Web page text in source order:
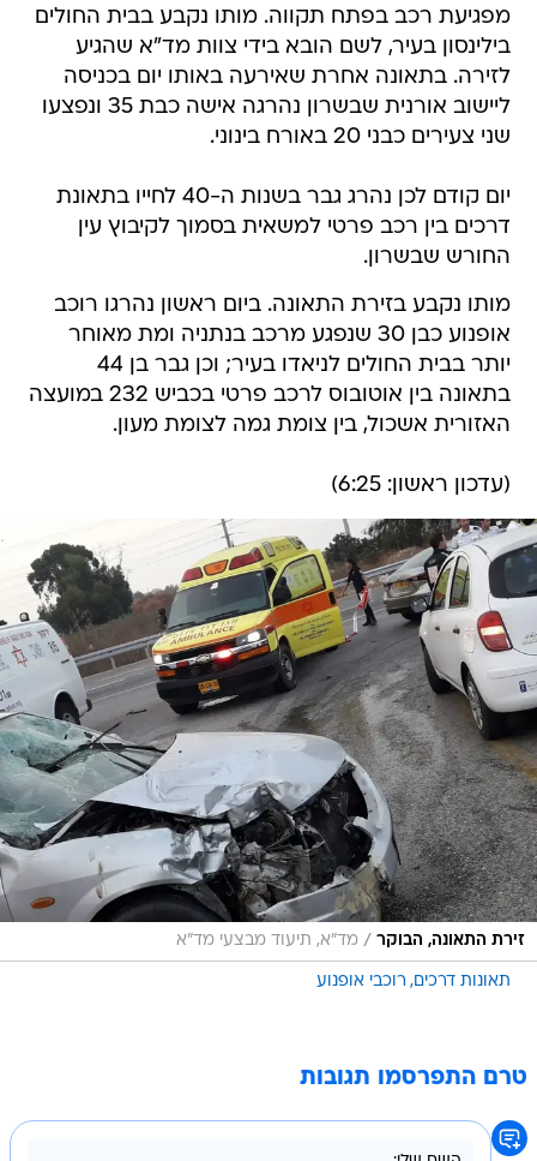
מפגיעת רכב בפתח תקווה. מותו נקבע בבית החולים
בילינסון בעיר, לשם הובא בידי צוות מד"א שהגיע
לזירה. בתאונה אחרת שאירעה באותו יום בכניסה
ליישוב אורנית שבשרון נהרגה אישה כבת 35 ונפצעו
שני צעירים כבני 20 באורח בינוני.
יום קודם לכן נהרג גבר בשנות ה-40 לחייו בתאונת
דרכים בין רכב פרטי למשאית בסמוך לקיבוץ עין
החורש שבשרון.
מותו נקבע בזירת התאונה. ביום ראשון נהרגו רוכב
אופנוע כבן 30 שנפגע מרכב בנתניה ומת מאוחר
יותר בבית החולים לניאדו בעיר; וכן גבר בן 44
בתאונה בין אוטובוס לרכב פרטי בכביש 232 במועצה
האזורית אשכול, בין צומת גמה לצומת מעון.
(עדכון ראשון: 6:25)
זירת התאונה, הבוקר / מד"א, תיעוד מבצעי מד"א
תאונות דרכים רוכבי אופנוע
טרם התפרסמו תגובות